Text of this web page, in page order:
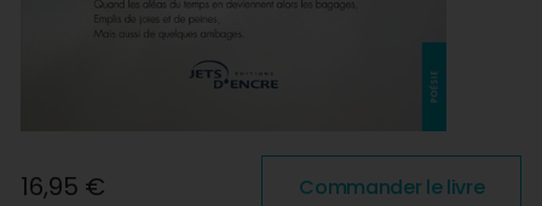
16,95 € Commander le livre